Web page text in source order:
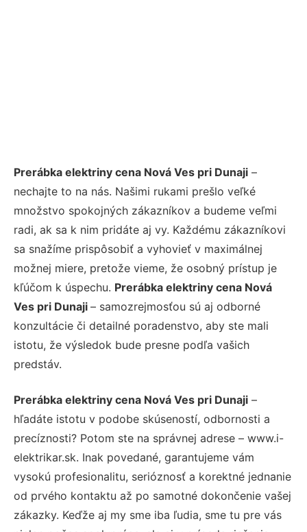
Prerábka elektriny cena Nová Ves pri Dunaji –
nechajte to na nás. Našimi rukami prešlo veľké
množstvo spokojných zákazníkov a budeme veľmi
radi, ak sa k nim pridáte aj vy. Každému zákazníkovi
sa snažíme prispôsobiť a vyhovieť v maximálnej
možnej miere, pretože vieme, že osobný prístup je
kľúčom k úspechu. Prerábka elektriny cena Nová
Ves pri Dunaji – samozrejmosťou sú aj odborné
konzultácie či detailné poradenstvo, aby ste mali
istotu, že výsledok bude presne podľa vašich
predstáv.
Prerábka elektriny cena Nová Ves pri Dunaji –
hľadáte istotu v podobe skúseností, odbornosti a
precíznosti? Potom ste na správnej adrese – www.i-
elektrikar.sk. Inak povedané, garantujeme vám
vysokú profesionalitu, serióznosť a korektné jednanie
od prvého kontaktu až po samotné dokončenie vašej
zákazky. Keďže aj my sme iba ľudia, sme tu pre vás